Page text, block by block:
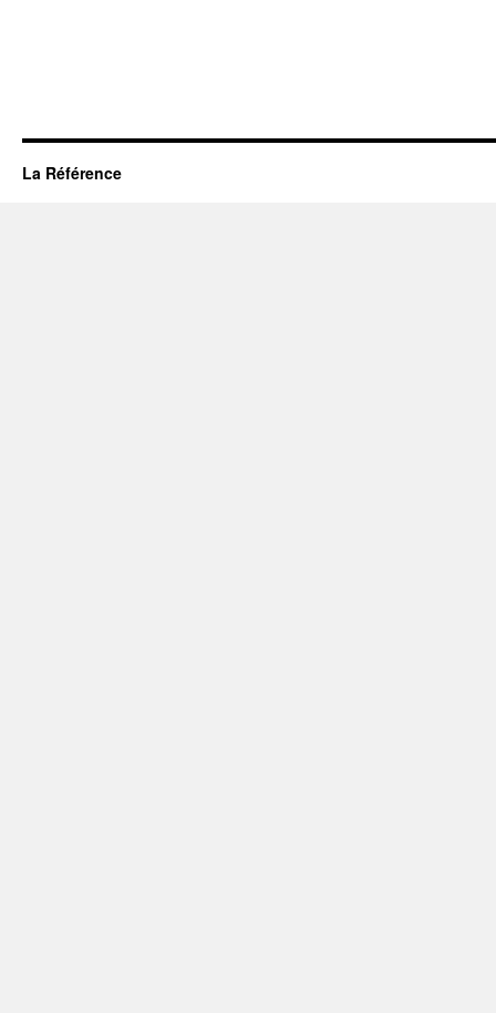
La Référence